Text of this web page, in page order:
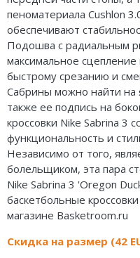
пеноматериала Cushlon
обеспечивают
Подошва с радиальным
максимальное сцепление
быстрому срезанию и
Сабрины можно найти на
также ее подпись на
кроссовки Nike Sabrina 3
функциональность и
Независимо от того,
болельщиком, эта пара
Nike Sabrina 3 'Oregon
баскетбольные
магазине Basketroom.ru
Скидка на размер (42
Air Jordan 12
Air Jordan 13
Air Jordan 14
Air Jordan 15
Air Jordan 23
Nike Ja
Nike Book
Nike LeBron
Nike Kyrie
Nike Freak
Nike KD
Nike PG
Nike Kobe
Nike Uptempo